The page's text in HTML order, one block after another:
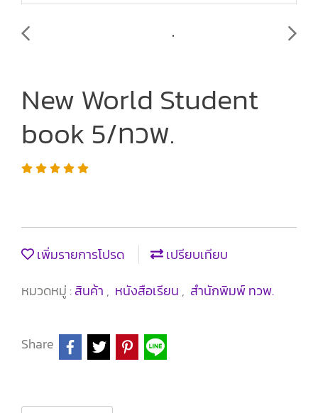
New World Student
book 5/ทวพ.
เพิ่มรายการโปรด
เปรียบเทียบ
หมวดหมู่ :สินค้า , หนังสือเรียน , สำนักพิมพ์ ทวพ.
Share